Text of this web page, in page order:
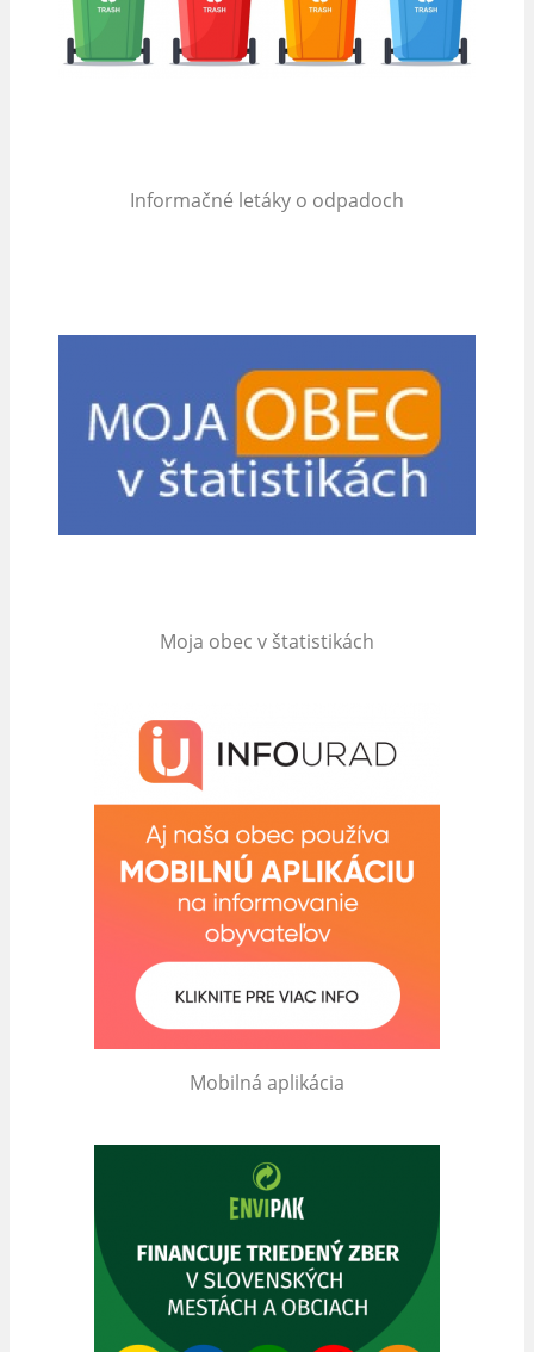
Informačné letáky o odpadoch
Moja obec v štatistikách
Mobilná aplikácia